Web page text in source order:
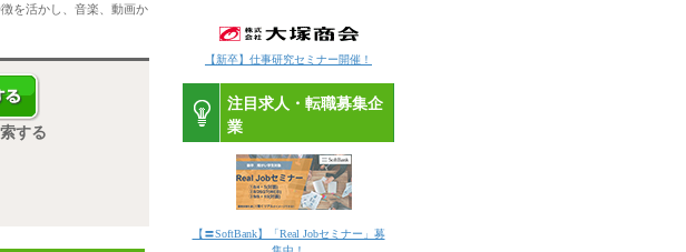
を活かし、音楽、動画か
する
【新卒】仕事研究セミナー開催！
注目求人・転職募集企
業
【〓SoftBank】「Real Jobセミナー」募